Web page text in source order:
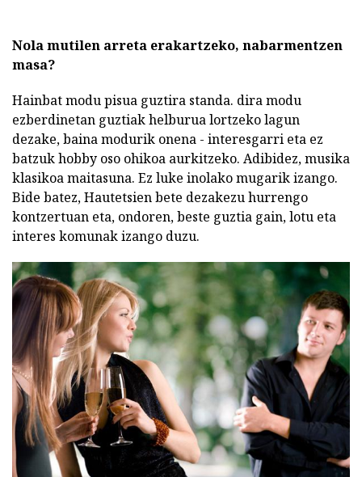
Nola mutilen arreta erakartzeko, nabarmentzen
masa?
Hainbat modu pisua guztira standa. dira modu
ezberdinetan guztiak helburua lortzeko lagun
dezake, baina modurik onena - interesgarri eta ez
batzuk hobby oso ohikoa aurkitzeko. Adibidez, musika
klasikoa maitasuna. Ez luke inolako mugarik izango.
Bide batez, Hautetsien bete dezakezu hurrengo
kontzertuan eta, ondoren, beste guztia gain, lotu eta
interes komunak izango duzu.